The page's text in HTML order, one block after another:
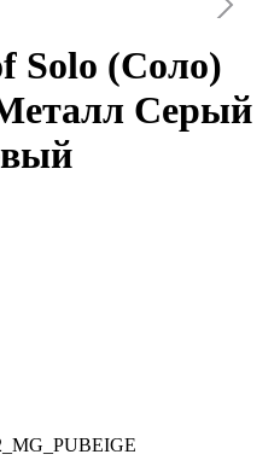
Solo (Соло)
Серый